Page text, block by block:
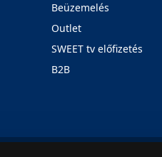
Beüzemelés
Outlet
SWEET tv előfizetés
B2B